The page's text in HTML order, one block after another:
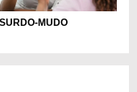
MUDO